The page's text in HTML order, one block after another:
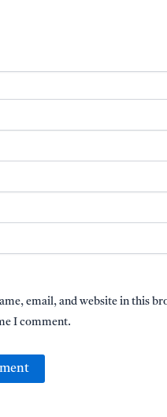
email, and website in this
I comment.